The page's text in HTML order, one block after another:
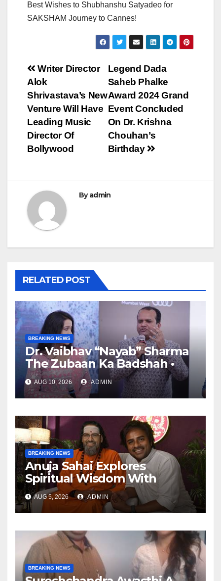
Best Wishes to Shubhanshu Satyadeo for
SAKSHAM Journey to Cannes!
Post
navigation
Legend Dada
Saheb Phalke
Award 2024 Grand
Event Concluded
On Dr. Krishna
Chouhan’s
Birthday
Writer Director
Alok
Shrivastava’s New
Venture Will Have
Leading Music
Director Of
Bollywood
Byadmin
RELATED POST
BREAKING NEWS
Dr. Vaibhav “Nayab” Sharma
The Zubaan Ka Badshah •
The Ruhani Farishta • The
Man Who Made Words
Magical
AUG 10, 2026 ADMIN
BREAKING NEWS
Anuja Sahai Explores
Spiritual Wisdom With
Swami Abhedananda On
Articulate With Anuja
AUG 5, 2026 ADMIN
BREAKING NEWS